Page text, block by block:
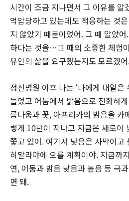
시간이 조금 지나면서 그 이유를 알
억압당하고 있는데도 적응하는 것
지 않았기 때문이었어. 그 때 알았
하다는 것을…그 때의 소중한 체험
유인의 삶을 요구했는지도 모르겠
정신병원 이후 나는 ‘나에게 내일은
들었고 어둠에서 밝음으로 진화하
름다움과 꽃, 아프리카의 밝음을 카
렇게 10년이 지나고 지금은 새로이
쫓고 있어. 여기서 낮음은 사막이고
히말라야에 오를 계획이야. 지금까
연, 어둠과 밝음 낮음과 높음 등 극
면 돼.